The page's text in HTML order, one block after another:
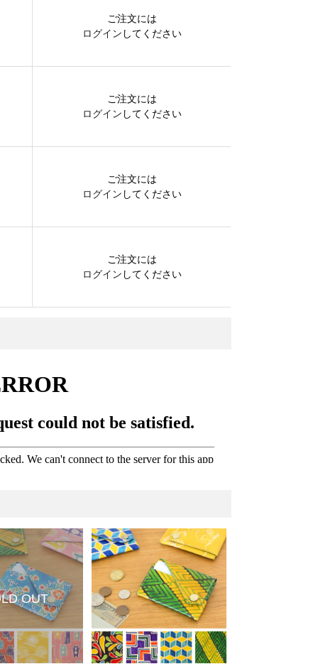
ご注文には
ログイン してください
ご注文には
ログイン してください
ご注文には
ログイン してください
ご注文には
ログイン してください